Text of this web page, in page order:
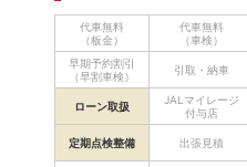
代車無料
（板金）
代車無料
（車検）
早期予約割引
（早割車検）
引取・納車
ローン取扱
JALマイレージ
付与店
定期点検整備 出張見積